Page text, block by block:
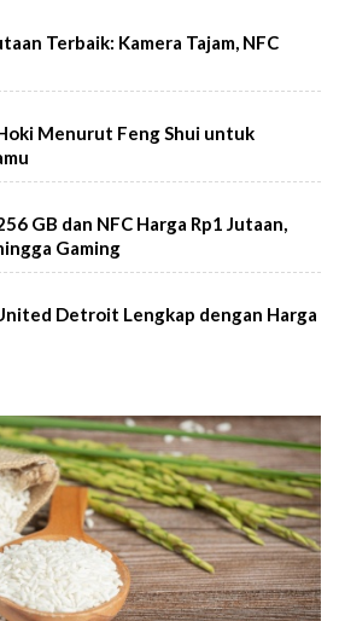
Terbaik: Kamera Tajam, NFC
Menurut Feng Shui untuk
GB dan NFC Harga Rp1 Jutaan,
Gaming
Detroit Lengkap dengan Harga